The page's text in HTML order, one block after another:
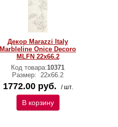
Декор Marazzi Italy
Marbleline Onice Decoro
MLFN 22х66.2
Код товара:10371
Размер: 22х66.2
1772.00 руб. / шт.
В корзину